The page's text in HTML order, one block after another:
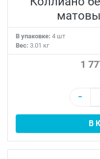
В упаковке: 4 шт
Вес: 3.01 кг
1
−
В